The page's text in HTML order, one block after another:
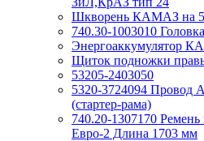
Шкворень КАМАЗ на
740.30-1003010
Энергоаккумулятор
Щиток подножки
53205-2403050
5320-3724094
(стартер-рама)
740.20-1307170
Евро-2 Длина 1703 мм